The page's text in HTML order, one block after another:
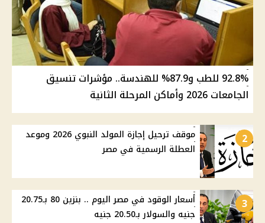
92.8% للطب و87.9% للهندسة.. مؤشرات تنسيق
الجامعات 2026 وأماكن المرحلة الثانية
2
موقف ترحيل إجازة المولد النبوي 2026 وموعد
العطلة الرسمية في مصر
3
أسعار الوقود في مصر اليوم .. بنزين 80 بـ20.75
جنيه والسولار بـ20.50 جنيه